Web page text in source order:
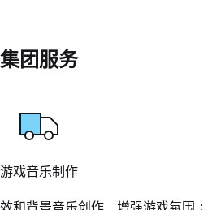
集团服务
游戏音乐制作
和背景音乐创作，增强游戏氛围；